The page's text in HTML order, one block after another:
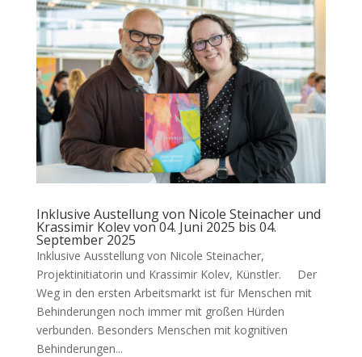
Inklusive Austellung von Nicole Steinacher und
Krassimir Kolev von 04. Juni 2025 bis 04.
September 2025
Inklusive Ausstellung von Nicole Steinacher,
Projektinitiatorin und Krassimir Kolev, Künstler. Der
Weg in den ersten Arbeitsmarkt ist für Menschen mit
Behinderungen noch immer mit großen Hürden
verbunden. Besonders Menschen mit kognitiven
Behinderungen...